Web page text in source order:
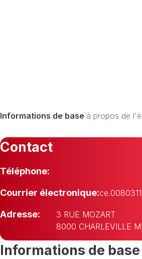
Informations de base à propos de
Contact
Téléphone:
Courrier électronique:
Adresse:
3 RUE MOZART
8000 CHARLEVILLE
Informations de base